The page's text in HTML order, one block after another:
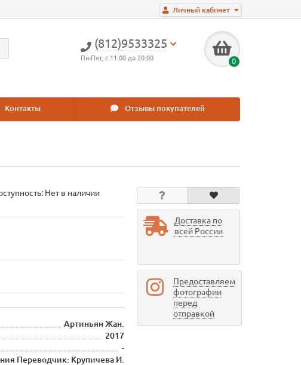
Личный кабинет
(812)9533325
Пн-Пят, с 11:00 до 20:00 0
Контакты Отзывы покупателей
Нет в наличии
Артиньян Жан.
2017
-
Переводчик: Крупичева И.
Доставка по
всей России
Предоставляем
фотографии
перед
отправкой